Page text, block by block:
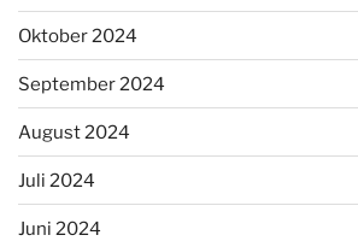
Oktober 2024
September 2024
August 2024
Juli 2024
Juni 2024